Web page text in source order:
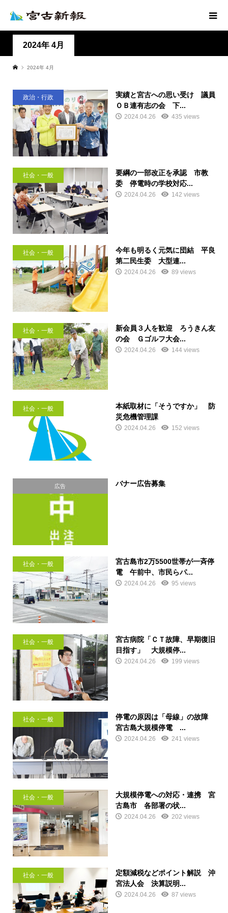
2024年 4月
2024年 4月
政治・行政
実績と宮古への思い受け 議員
ＯＢ連有志の会 下...
2024.04.26 435 views
社会・一般
要綱の一部改正を承認 市教
委 停電時の学校対応...
2024.04.26 142 views
社会・一般
今年も明るく元気に団結 平良
第二民生委 大型連...
2024.04.26 89 views
社会・一般
新会員３人を歓迎 ろうきん友
の会 Ｇゴルフ大会...
2024.04.26 144 views
社会・一般
本紙取材に「そうですか」 防
災危機管理課
2024.04.26 152 views
広告 バナー広告募集
社会・一般
宮古島市2万5500世帯が一斉停
電 午前中、市民らパ...
2024.04.26 95 views
社会・一般
宮古病院「ＣＴ故障、早期復旧
目指す」 大規模停...
2024.04.26 199 views
社会・一般
停電の原因は「母線」の故障
宮古島大規模停電 ...
2024.04.26 241 views
社会・一般
大規模停電への対応・連携 宮
古島市 各部署の状...
2024.04.26 202 views
社会・一般
定額減税などポイント解説 沖
宮法人会 決算説明...
2024.04.26 87 views